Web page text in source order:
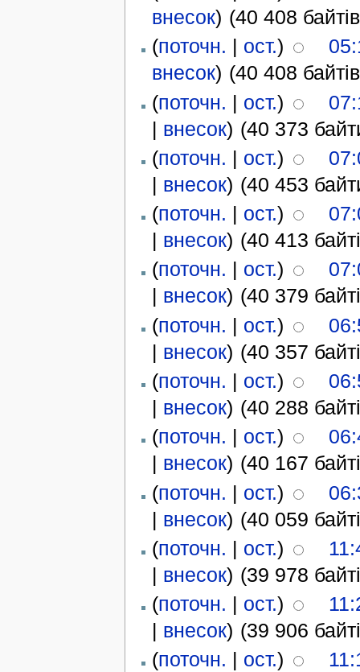
внесок) (40 408
(поточн. | ост.)
внесок) (40 408
(поточн. | ост.)
| внесок) (40 373
(поточн. | ост.)
| внесок) (40 453
(поточн. | ост.)
| внесок) (40 413
(поточн. | ост.)
| внесок) (40 379
(поточн. | ост.)
| внесок) (40 357
(поточн. | ост.)
| внесок) (40 288
(поточн. | ост.)
| внесок) (40 167
(поточн. | ост.)
| внесок) (40 059
(поточн. | ост.)
| внесок) (39 978
(поточн. | ост.)
| внесок) (39 906
(поточн. | ост.)